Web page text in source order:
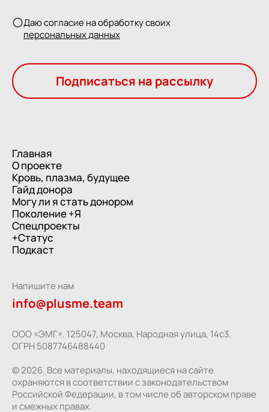
Даю согласие на обработку своих
персональных данных
Подписаться на рассылку
Главная
О проекте
Кровь, плазма, будущее
Гайд донора
Могу ли я стать донором
Поколение +Я
Спецпроекты
+Статус
Подкаст
Напишите нам
info@plusme.team
ООО «ЭМГ». 125047, Москва, Народная улица, 14с3.
ОГРН 5087746488440
© 2026. Все материалы, находящиеся на сайте
охраняются в соответствии с законодательством
Российской Федерации, в том числе об авторском праве
и смежных правах.